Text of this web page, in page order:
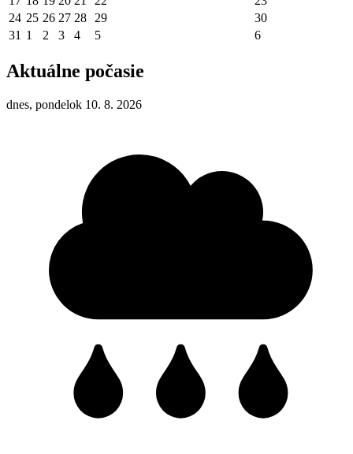
24 25 26 27 28 29
30
31 1 2 3 4 5 6
Aktuálne počasie
dnes, pondelok 10. 8. 2026